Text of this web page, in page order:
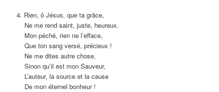
4. Rien, ô Jésus, que ta grâce,
Ne me rend saint, juste, heureux.
Mon péché, rien ne l’efface,
Que ton sang versé, précieux !
Ne me dites autre chose,
Sinon qu’il est mon Sauveur,
L’auteur, la source et la cause
De mon éternel bonheur !